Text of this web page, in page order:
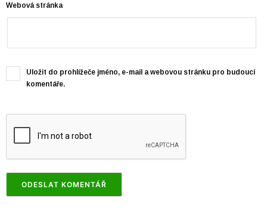
Webová stránka
Uložit do prohlížeče jméno, e-mail a webovou stránku pro budoucí
komentáře.